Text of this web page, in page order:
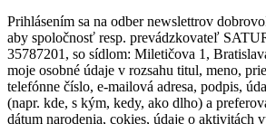
Prihlásením sa na odber newslettrov
aby spoločnosť resp. prevádzkovateľ
35787201, so sídlom: Miletičova 1,
moje osobné údaje v rozsahu titul, meno,
telefónne číslo, e-mailová adresa, podpis,
(napr. kde, s kým, kedy, ako dlho) a
dátum narodenia, cokies, údaje o aktivitách